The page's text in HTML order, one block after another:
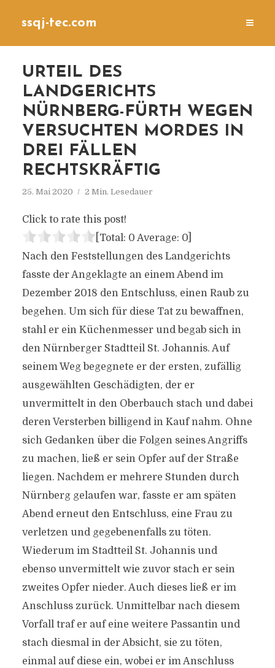
ssqj-tec.com
URTEIL DES
LANDGERICHTS
NÜRNBERG-FÜRTH WEGEN
VERSUCHTEN MORDES IN
DREI FÄLLEN
RECHTSKRÄFTIG
25. Mai 2020 2 Min. Lesedauer
Click to rate this post!
[Total: 0 Average: 0]
Nach den Feststellungen des Landgerichts
fasste der Angeklagte an einem Abend im
Dezember 2018 den Entschluss, einen Raub zu
begehen. Um sich für diese Tat zu bewaffnen,
stahl er ein Küchenmesser und begab sich in
den Nürnberger Stadtteil St. Johannis. Auf
seinem Weg begegnete er der ersten, zufällig
ausgewählten Geschädigten, der er
unvermittelt in den Oberbauch stach und dabei
deren Versterben billigend in Kauf nahm. Ohne
sich Gedanken über die Folgen seines Angriffs
zu machen, ließ er sein Opfer auf der Straße
liegen. Nachdem er mehrere Stunden durch
Nürnberg gelaufen war, fasste er am späten
Abend erneut den Entschluss, eine Frau zu
verletzen und gegebenenfalls zu töten.
Wiederum im Stadtteil St. Johannis und
ebenso unvermittelt wie zuvor stach er sein
zweites Opfer nieder. Auch dieses ließ er im
Anschluss zurück. Unmittelbar nach diesem
Vorfall traf er auf eine weitere Passantin und
stach diesmal in der Absicht, sie zu töten,
einmal auf diese ein, wobei er im Anschluss